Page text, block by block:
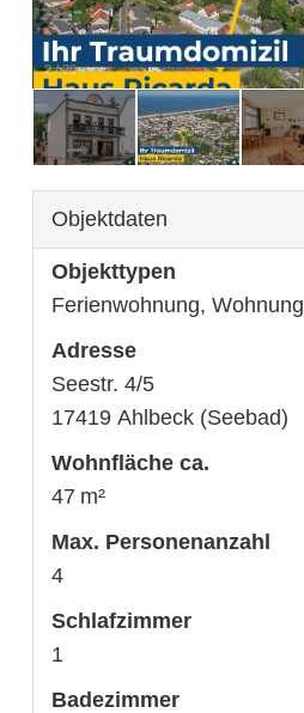
3/20
Objektdaten
Objekttypen
Ferienwohnung, Wohnung
Adresse
Seestr. 4/5
17419 Ahlbeck (Seebad)
Wohnfläche ca.
47 m²
Max. Personenanzahl
4
Schlafzimmer
1
Badezimmer